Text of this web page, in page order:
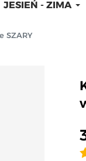
JESIEŃ - ZIMA
SZARY